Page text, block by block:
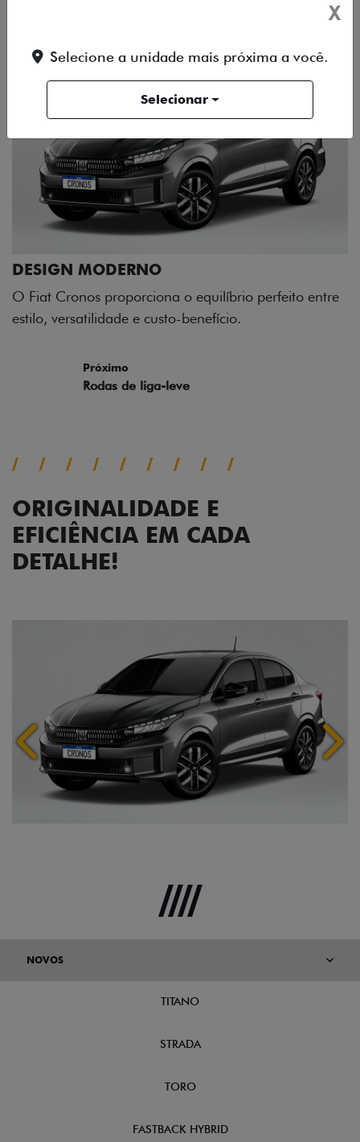
perfeito entre
ORIGINALIDADE E
EFICIÊNCIA EM CADA
DETALHE!
Anterior
NOVOS
TITANO
STRADA
TORO
FASTBACK HYBRID
X
Selecione a unidade mais próxima a você.
Selecionar